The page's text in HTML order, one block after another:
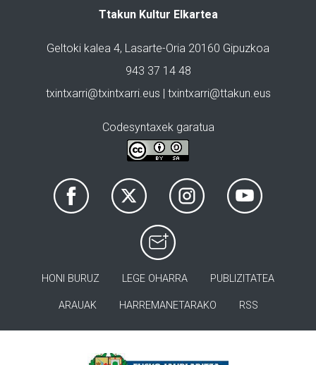
Ttakun Kultur Elkartea
Geltoki kalea 4, Lasarte-Oria 20160 Gipuzkoa
943 37 14 48
txintxarri@txintxarri.eus | txintxarri@ttakun.eus
Codesyntaxek garatua
HONI BURUZ LEGE OHARRA PUBLIZITATEA
ARAUAK HARREMANETARAKO RSS